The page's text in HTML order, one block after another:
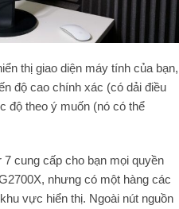
thị giao diện máy tính của bạn,
độ cao chính xác (có dải điều
độ theo ý muốn (nó có thể
cung cấp cho bạn mọi quyền
nhưng có một hàng các
vực hiển thị. Ngoài nút nguồn